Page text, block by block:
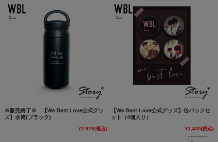
※販売終了※ 【We Best Love公式グッ
ズ】水筒(ブラック)
¥2,970(税込)
【We Best Love公式グッズ】缶バッジセ
ット（4個入り）
¥2,420(税込)